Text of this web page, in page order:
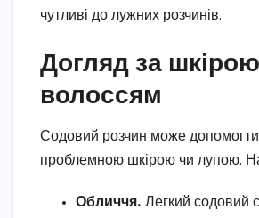
чутливі до лужних розчинів.
Догляд за
волоссям
Содовий розчин може допомогти
проблемною шкірою чи лупою.
Обличчя. Легкий содовий